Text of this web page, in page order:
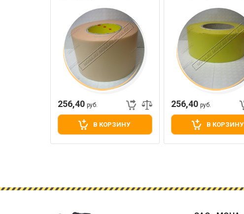
256,40 руб.
В КОРЗИНУ
256,40 руб.
В КОРЗИНУ